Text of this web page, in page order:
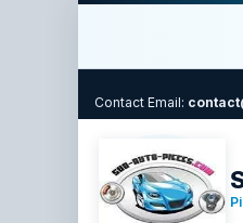
Contact Email: